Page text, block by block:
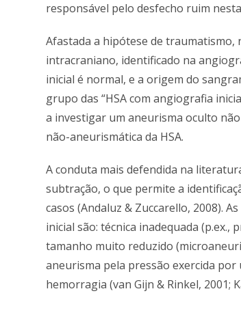
responsável pelo desfecho ruim
Afastada a hipótese de traumatismo,
intracraniano, identificado na
inicial é normal, e a origem do
grupo das “HSA com angiografia
a investigar um aneurisma oculto
não-aneurismática da HSA.
A conduta mais defendida na
subtração, o que permite a
casos (Andaluz & Zuccarello, 2008).
inicial são: técnica inadequada
tamanho muito reduzido
aneurisma pela pressão exercida
hemorragia (van Gijn & Rinkel, 2001;